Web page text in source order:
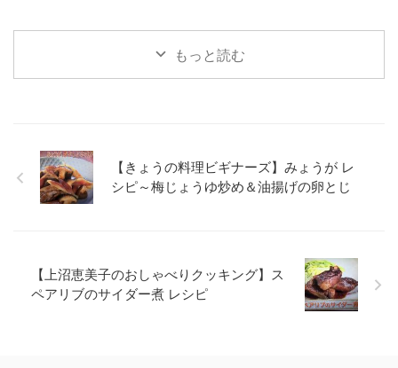
もっと読む
【きょうの料理ビギナーズ】みょうが レ
シピ～梅じょうゆ炒め＆油揚げの卵とじ
【上沼恵美子のおしゃべりクッキング】ス
ペアリブのサイダー煮 レシピ